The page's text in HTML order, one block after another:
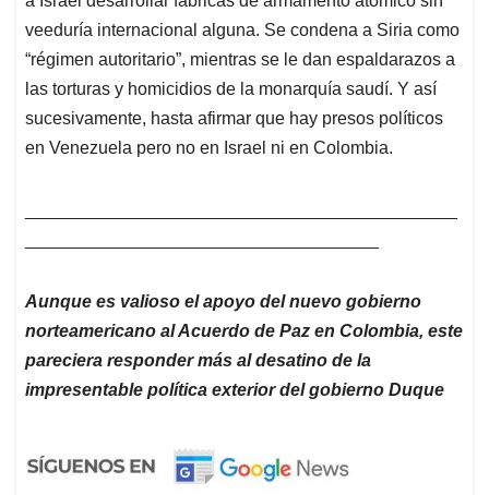
veeduría internacional alguna. Se condena a Siria como
“régimen autoritario”, mientras se le dan espaldarazos a
las torturas y homicidios de la monarquía saudí. Y así
sucesivamente, hasta afirmar que hay presos políticos
en Venezuela pero no en Israel ni en Colombia.
Aunque es valioso el apoyo del nuevo gobierno
norteamericano al Acuerdo de Paz en Colombia, este
pareciera responder más al desatino de la
impresentable política exterior del gobierno Duque